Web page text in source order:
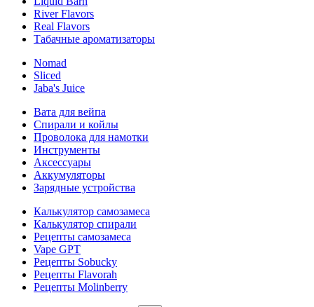
River Flavors
Real Flavors
Табачные ароматизаторы
Nomad
Sliced
Jaba's Juice
Вата для вейпа
Спирали и койлы
Проволока для намотки
Инструменты
Аксесcуары
Аккумуляторы
Зарядные устройства
Калькулятор самозамеса
Калькулятор спирали
Рецепты самозамеса
Vape GPT
Рецепты Sobucky
Рецепты Flavorah
Рецепты Molinberry